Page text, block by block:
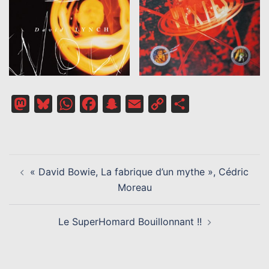
MastodonBlueskyWhatsAppFacebookSnapchat
Email
Copy
D’ARTICLE
« David Bowie, La fabrique d’un mythe », Cédric
Moreau
Le SuperHomard Bouillonnant !!